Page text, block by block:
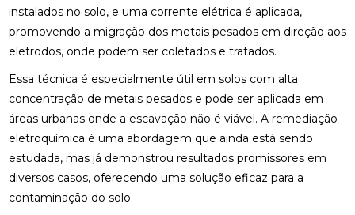
instalados no solo, e uma corrente elétrica é aplicada,
promovendo a migração dos metais pesados em direção aos
eletrodos, onde podem ser coletados e tratados.
Essa técnica é especialmente útil em solos com alta
concentração de metais pesados e pode ser aplicada em
áreas urbanas onde a escavação não é viável. A remediação
eletroquímica é uma abordagem que ainda está sendo
estudada, mas já demonstrou resultados promissores em
diversos casos, oferecendo uma solução eficaz para a
contaminação do solo.